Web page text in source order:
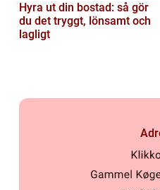
Hyra ut din bostad: så gör
du det tryggt, lönsamt och
lagligt